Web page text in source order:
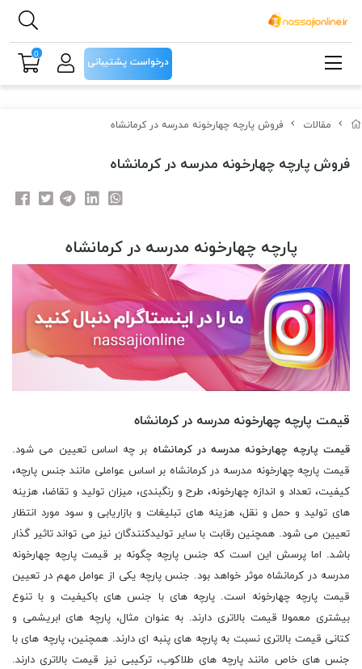
مقالات فروش پارچه چهارخونه مدرسه در کرمانشاه
فروش پارچه چهارخونه مدرسه در کرمانشاه
پارچه چهارخونه مدرسه در کرمانشاه
قیمت پارچه چهارخونه مدرسه در کرمانشاه
قیمت پارچه چهارخونه مدرسه در کرمانشاه بر چه اساس تعیین می شود.
قیمت پارچه چهارخونه مدرسه در کرمانشاه بر اساس عواملی مانند جنس پارچه،
کیفیت، تعداد و اندازه چهارخونه، طرح و رنگبندی، میزان تولید و تقاضا، هزینه
های تولید و حمل و نقل، هزینه های تبلیغات و بازاریابی و سود مورد انتظار
تعیین می شود. همچنین رقابت با سایر تولیدکنندگان نیز می تواند تاثیر گذار
باشد. اما پرسش این است که جنس پارچه چگونه بر قیمت پارچه چهارخونه
مدرسه در کرمانشاه موثر خواهد بود. جنس پارچه یکی از عوامل مهم در تعیین
قیمت پارچه چهارخونه است. پارچه های با جنس های باکیفیت و با تنوع
بیشتری معمولا قیمت بالاتری دارند. به عنوان مثال، پارچه های ابریشمی و
کتانی قیمت بالاتری نسبت به پارچه های پنبه ای دارند. همچنین، پارچه های با
جنس های خاص مانند پارچه های طلاکوب، ترکیبی نیز قیمت بالاتری دارند.
درخواست پشتیبانی
0